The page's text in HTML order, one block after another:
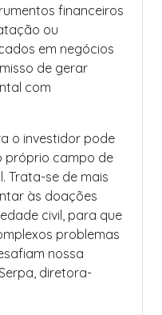
financeiros
ou
em negócios
de gerar
com
o investidor pode
próprio campo de
Trata-se de mais
às doações
civil, para que
problemas
nossa
diretora-